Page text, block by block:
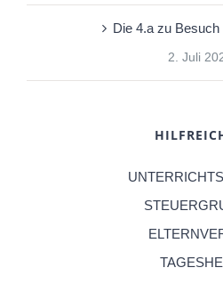
Die 4.a zu Besuch
2. Juli